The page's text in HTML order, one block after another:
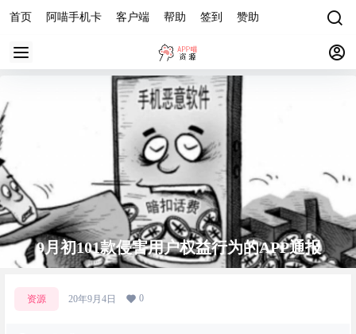
首页 阿喵手机卡 客户端 帮助 签到 赞助
9月初101款侵害用户权益行为的APP通报
资源 20年9月4日 0